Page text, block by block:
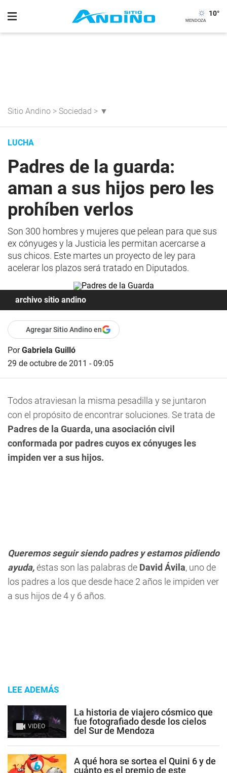
10°
Sitio Andino > Sociedad > ▼
LUCHA
Padres de la guarda:
aman a sus hijos pero les
prohíben verlos
Son 300 hombres y mujeres que pelean para que sus
ex cónyuges y la Justicia les permitan acercarse a
sus chicos. Este martes un proyecto de ley para
acelerar los plazos será tratado en Diputados.
archivo sitio andino
Agregar Sitio Andino en
PorGabriela Guilló
29 de octubre de 2011 - 09:05
Todos atraviesan la misma pesadilla y se juntaron
con el propósito de encontrar soluciones. Se trata de
Padres de la Guarda, una asociación civil
conformada por padres cuyos ex cónyuges les
impiden ver a sus hijos.
Queremos seguir siendo padres y estamos pidiendo
ayuda,éstas son las palabras de David Ávila, uno de
los padres a los que desde hace 2 años le impiden ver
a sus hijos de 4 y 6 años.
LEE ADEMÁS
VIDEO
La historia de viajero cósmico que
fue fotografiado desde los cielos
del Sur de Mendoza
A qué hora se sortea el Quini 6 y de
cuánto es el premio de este